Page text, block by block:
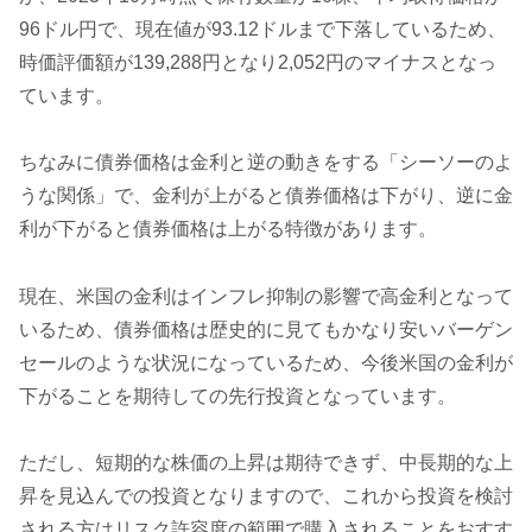
96ドル円で、現在値が93.12ドルまで下落しているため、
時価評価額が139,288円となり2,052円のマイナスとなっ
ています。
ちなみに債券価格は金利と逆の動きをする「シーソーのよ
うな関係」で、金利が上がると債券価格は下がり、逆に金
利が下がると債券価格は上がる特徴があります。
現在、米国の金利はインフレ抑制の影響で高金利となって
いるため、債券価格は歴史的に見てもかなり安いバーゲン
セールのような状況になっているため、今後米国の金利が
下がることを期待しての先行投資となっています。
ただし、短期的な株価の上昇は期待できず、中長期的な上
昇を見込んでの投資となりますので、これから投資を検討